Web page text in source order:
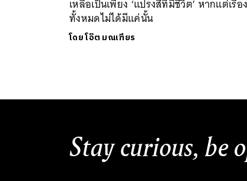
เหลือเป็นเพียง ‘แปรงสีที่มีชีวิต’ หากแต่เรื่อ
ทั้งหมดไม่ได้มีแค่นั้น
โดยโอ๊ต มณเฑียร
Stay curious, be